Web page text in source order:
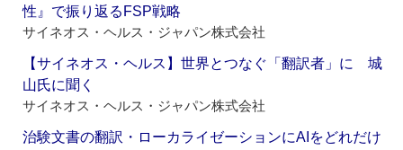
性』で振り返るFSP戦略
サイネオス・ヘルス・ジャパン株式会社
【サイネオス・ヘルス】世界とつなぐ「翻訳者」に 城
山氏に聞く
サイネオス・ヘルス・ジャパン株式会社
治験文書の翻訳・ローカライゼーションにAIをどれだけ